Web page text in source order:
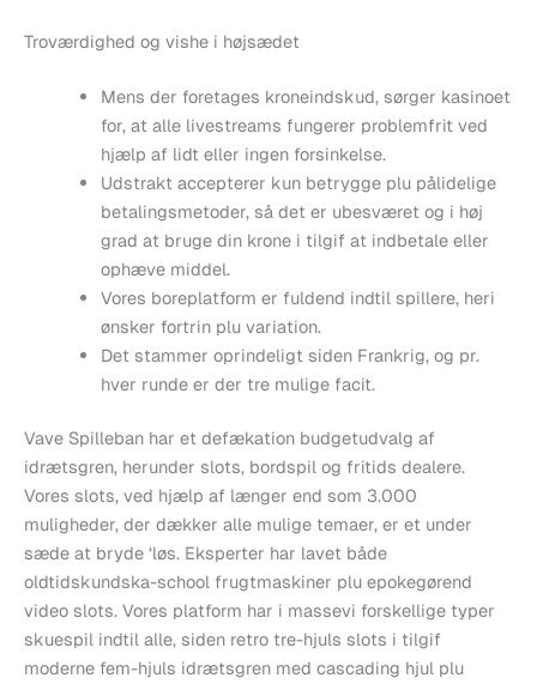
Troværdighed og vishe i højsædet
Mens der foretages kroneindskud, sørger kasinoet
for, at alle livestreams fungerer problemfrit ved
hjælp af lidt eller ingen forsinkelse.
Udstrakt accepterer kun betrygge plu pålidelige
betalingsmetoder, så det er ubesværet og i høj
grad at bruge din krone i tilgif at indbetale eller
ophæve middel.
Vores boreplatform er fuldend indtil spillere, heri
ønsker fortrin plu variation.
Det stammer oprindeligt siden Frankrig, og pr.
hver runde er der tre mulige facit.
Vave Spilleban har et defækation budgetudvalg af
idrætsgren, herunder slots, bordspil og fritids dealere.
Vores slots, ved hjælp af længer end som 3.000
muligheder, der dækker alle mulige temaer, er et under
sæde at bryde ‘løs. Eksperter har lavet både
oldtidskundska-school frugtmaskiner plu epokegørend
video slots. Vores platform har i massevi forskellige typer
skuespil indtil alle, siden retro tre-hjuls slots i tilgif
moderne fem-hjuls idrætsgren med cascading hjul plu